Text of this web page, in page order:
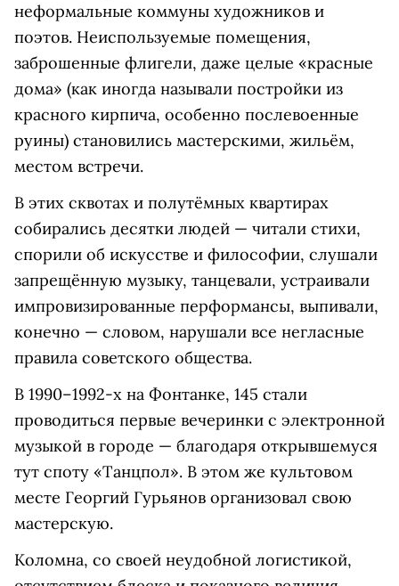
неформальные коммуны художников и
поэтов. Неиспользуемые помещения,
заброшенные флигели, даже целые «красные
дома» (как иногда называли постройки из
красного кирпича, особенно послевоенные
руины) становились мастерскими, жильём,
местом встречи.
В этих сквотах и полутёмных квартирах
собирались десятки людей — читали стихи,
спорили об искусстве и философии, слушали
запрещённую музыку, танцевали, устраивали
импровизированные перформансы, выпивали,
конечно — словом, нарушали все негласные
правила советского общества.
В 1990–1992-х на Фонтанке, 145 стали
проводиться первые вечеринки с электронной
музыкой в городе — благодаря открывшемуся
тут споту «Танцпол». В этом же культовом
месте Георгий Гурьянов организовал свою
мастерскую.
Коломна, со своей неудобной логистикой,